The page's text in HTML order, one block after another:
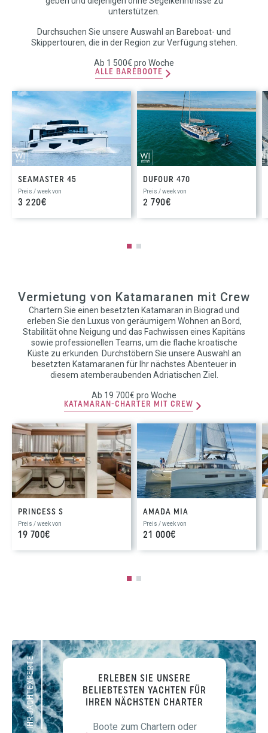
unterstützen.
Durchsuchen Sie unsere Auswahl an Bareboat- und
Skippertouren, die in der Region zur Verfügung stehen.
Ab 1 500€ pro Woche
ALLE BAREBOOTE
SEAMASTER 45
Preis / week von
3 220€
DUFOUR 470
Preis / week von
2 790€
Vermietung von Katamaranen mit Crew
Chartern Sie einen besetzten Katamaran in Biograd und
erleben Sie den Luxus von geräumigem Wohnen an Bord,
Stabilität ohne Neigung und das Fachwissen eines Kapitäns
sowie professionellen Teams, um die flache kroatische
Küste zu erkunden. Durchstöbern Sie unsere Auswahl an
besetzten Katamaranen für Ihr nächstes Abenteuer in
diesem atemberaubenden Adriatischen Ziel.
Ab 19 700€ pro Woche
KATAMARAN-CHARTER MIT CREW
PRINCESS S
Preis / week von
19 700€
AMADA MIA
Preis / week von
21 000€
IHR JACHTEXPERTE
ERLEBEN SIE UNSERE
BELIEBTESTEN YACHTEN FÜR
IHREN NÄCHSTEN CHARTER
Boote zum Chartern oder